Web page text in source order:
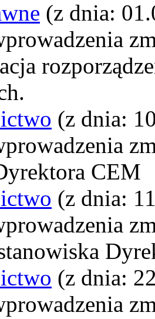
(z dnia:
(z dnia:
CEM
(z dnia:
(z dnia: